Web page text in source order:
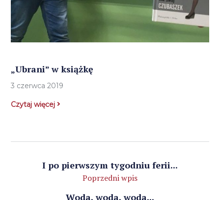
„Ubrani” w książkę
3 czerwca 2019
Czytaj więcej
I po pierwszym tygodniu ferii...
Poprzedni wpis
Woda, woda, woda...